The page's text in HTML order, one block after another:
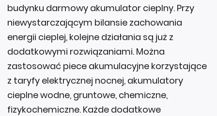
budynku darmowy akumulator cieplny. Przy
niewystarczającym bilansie zachowania
energii cieplej, kolejne działania są już z
dodatkowymi rozwiązaniami. Można
zastosować piece akumulacyjne korzystające
z taryfy elektrycznej nocnej, akumulatory
cieplne wodne, gruntowe, chemiczne,
fizykochemiczne. Każde dodatkowe